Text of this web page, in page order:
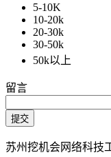
5-10K
10-20k
20-30k
30-50k
50k以上
留言
苏州挖机会网络科技